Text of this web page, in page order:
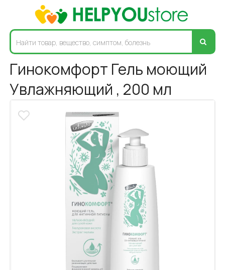
Гинокомфорт Гель моющий
Увлажняющий , 200 мл